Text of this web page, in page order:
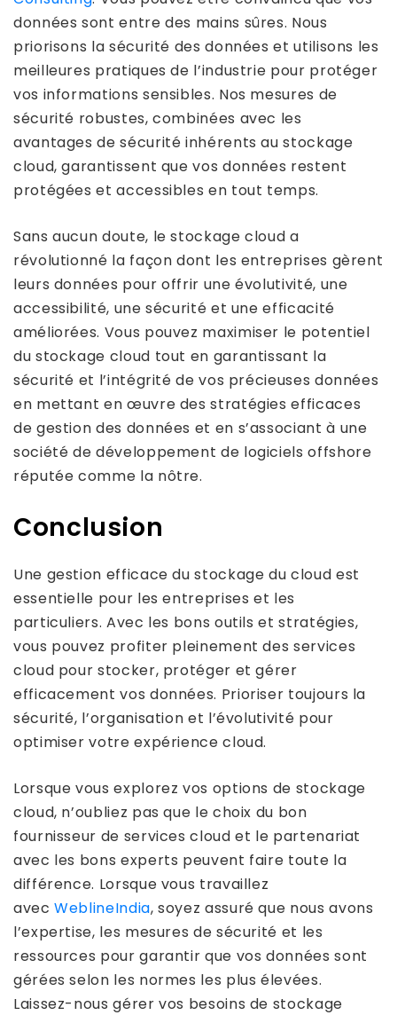
données sont entre des mains sûres. Nous
priorisons la sécurité des données et utilisons les
meilleures pratiques de l’industrie pour protéger
vos informations sensibles. Nos mesures de
sécurité robustes, combinées avec les
avantages de sécurité inhérents au stockage
cloud, garantissent que vos données restent
protégées et accessibles en tout temps.
Sans aucun doute, le stockage cloud a
révolutionné la façon dont les entreprises gèrent
leurs données pour offrir une évolutivité, une
accessibilité, une sécurité et une efficacité
améliorées. Vous pouvez maximiser le potentiel
du stockage cloud tout en garantissant la
sécurité et l’intégrité de vos précieuses données
en mettant en œuvre des stratégies efficaces
de gestion des données et en s’associant à une
société de développement de logiciels offshore
réputée comme la nôtre.
Conclusion
Une gestion efficace du stockage du cloud est
essentielle pour les entreprises et les
particuliers. Avec les bons outils et stratégies,
vous pouvez profiter pleinement des services
cloud pour stocker, protéger et gérer
efficacement vos données. Prioriser toujours la
sécurité, l’organisation et l’évolutivité pour
optimiser votre expérience cloud.
Lorsque vous explorez vos options de stockage
cloud, n’oubliez pas que le choix du bon
fournisseur de services cloud et le partenariat
avec les bons experts peuvent faire toute la
différence. Lorsque vous travaillez
avecWeblineIndia, soyez assuré que nous avons
l’expertise, les mesures de sécurité et les
ressources pour garantir que vos données sont
gérées selon les normes les plus élevées.
Laissez-nous gérer vos besoins de stockage